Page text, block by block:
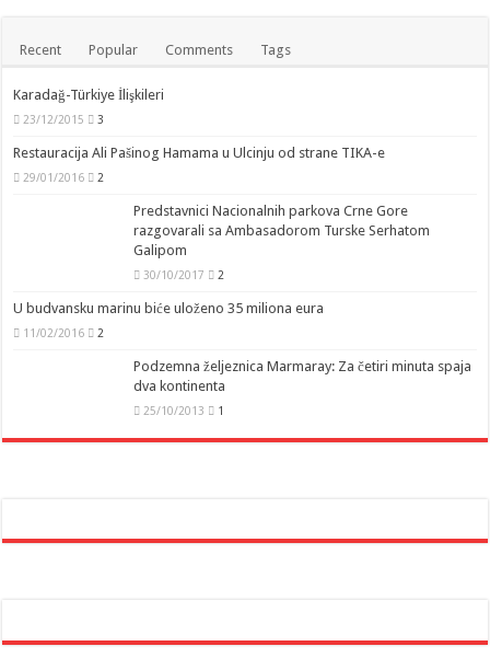
Recent Popular Comments Tags
Karadağ-Türkiye İlişkileri
23/12/2015 3
Restauracija Ali Pašinog Hamama u Ulcinju od strane TIKA-e
29/01/2016 2
Predstavnici Nacionalnih parkova Crne Gore
razgovarali sa Ambasadorom Turske Serhatom
Galipom
30/10/2017 2
U budvansku marinu biće uloženo 35 miliona eura
11/02/2016 2
Podzemna željeznica Marmaray: Za četiri minuta spaja
dva kontinenta
25/10/2013 1